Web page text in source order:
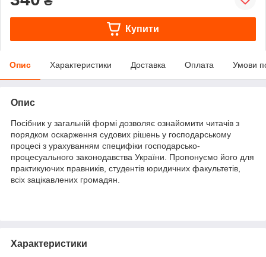
Купити
Опис Характеристики Доставка Оплата Умови
Опис
Посібник у загальній формі дозволяє ознайомити читачів з
порядком оскарження судових рішень у господарському
процесі з урахуванням специфіки господарсько-
процесуального законодавства України. Пропонуємо його для
практикуючих правників, студентів юридичних факультетів,
всіх зацікавлених громадян.
Характеристики